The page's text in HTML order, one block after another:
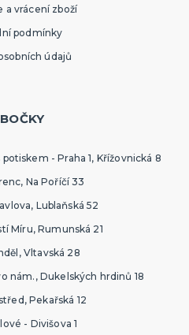
a vrácení zboží
podmínky
údajů
- Praha 1, Křížovnická 8
Na Poříčí 33
Lublaňská 52
Míru, Rumunská 21
Vltavská 28
nám., Dukelských hrdinů 18
Pekařská 12
- Divišova 1